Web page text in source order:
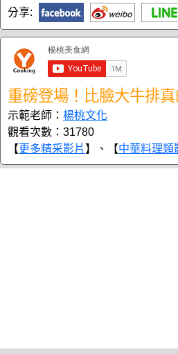
分享:
重磅登場！比臉大牛排
示範老師： 楊桃文化
觀看次數：31780
【更多精采影片 】、【中華料理類